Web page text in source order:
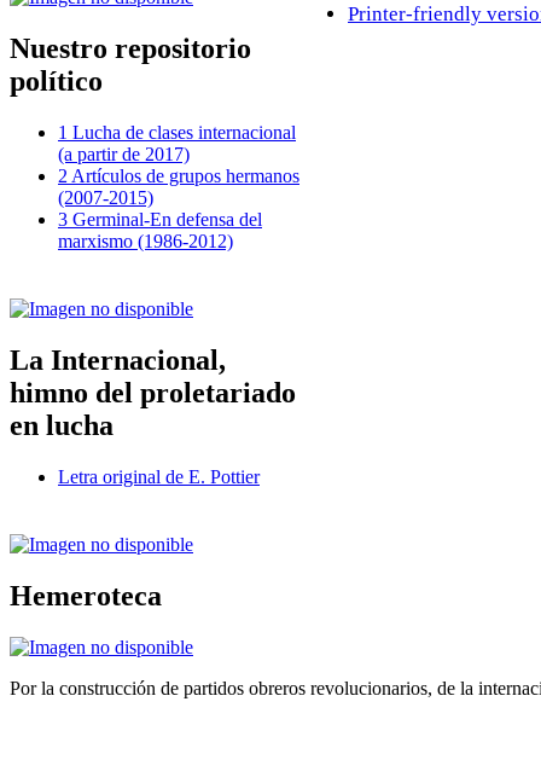
Nuestro repositorio
político
1 Lucha de clases internacional
(a partir de 2017)
2 Artículos de grupos hermanos
(2007-2015)
3 Germinal-En defensa del
marxismo (1986-2012)
La Internacional,
himno del proletariado
en lucha
Letra original de E. Pottier
Hemeroteca
Printer-friendly
Por la construcción de partidos obreros revolucionarios, de la